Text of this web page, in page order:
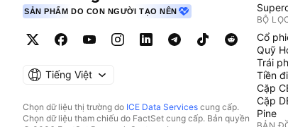
SẢN PHẨM DO CON NGƯỜI TẠO NÊN
Tiếng Việt
Chọn dữ liệu thị trường do ICE Data Services cung cấp.
Chọn dữ liệu tham chiếu do FactSet cung cấp. Bản quyền
BỘ
Cổ
Quỹ
Trái
Tiền
Cặp
Cặp
Pine